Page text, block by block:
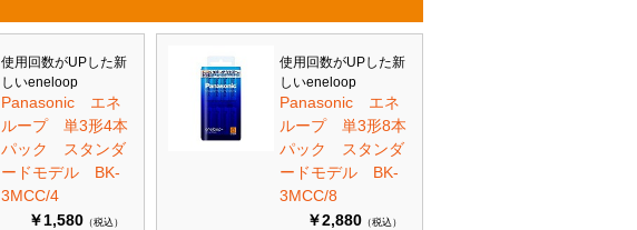
使用回数がUPした新
しいeneloop
Panasonic エネ
ループ 単3形4本
パック スタンダ
ードモデル BK-
3MCC/4
￥1,580 （税込）
使用回数がUPした新
しいeneloop
Panasonic エネ
ループ 単3形8本
パック スタンダ
ードモデル BK-
3MCC/8
￥2,880 （税込）